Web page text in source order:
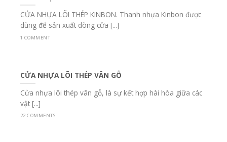
CỬA NHỰA LÕI THÉP KINBON. Thanh nhựa Kinbon được
dùng để sản xuất dòng cửa [...]
1 COMMENT
CỬA NHỰA LÕI THÉP VÂN GỖ
Cửa nhựa lõi thép vân gỗ, là sự kết hợp hài hòa giữa các
vật [...]
22 COMMENTS